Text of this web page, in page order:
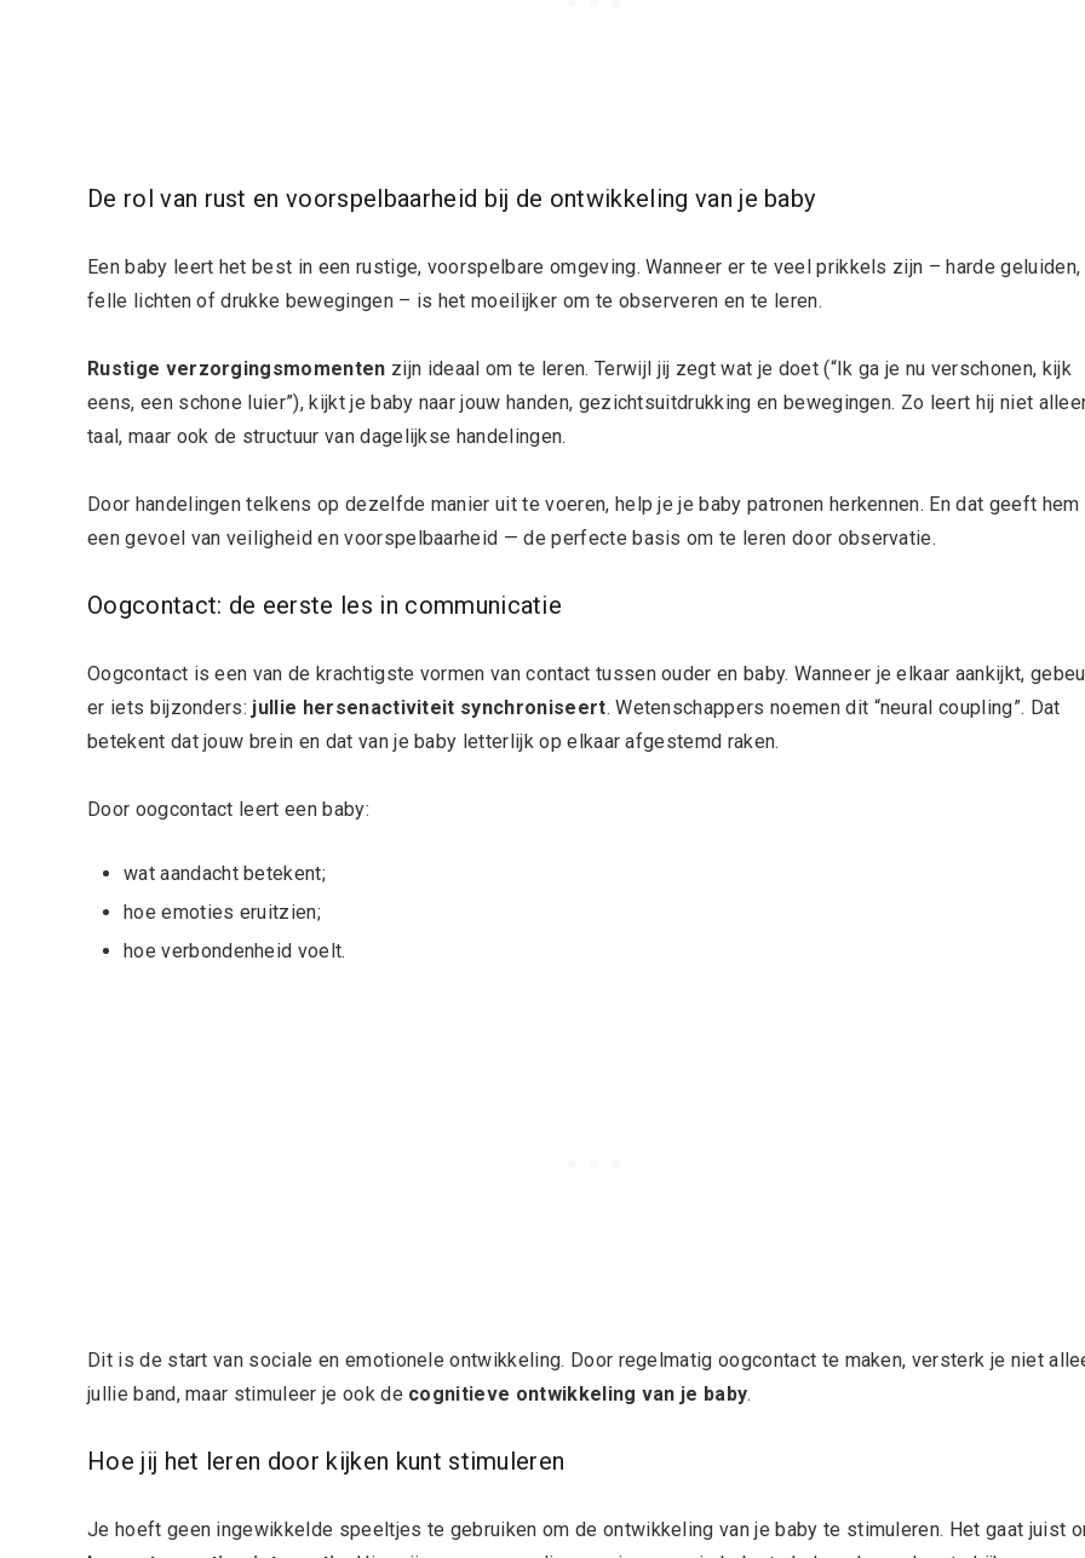
De rol van rust en voorspelbaarheid bij de ontwikkeling van je baby
Een baby leert het best in een rustige, voorspelbare omgeving. Wanneer er te veel prikkels zijn – harde geluiden,
felle lichten of drukke bewegingen – is het moeilijker om te observeren en te leren.
Rustige verzorgingsmomenten zijn ideaal om te leren. Terwijl jij zegt wat je doet (“Ik ga je nu verschonen, kijk
eens, een schone luier”), kijkt je baby naar jouw handen, gezichtsuitdrukking en bewegingen. Zo leert hij niet
taal, maar ook de structuur van dagelijkse handelingen.
Door handelingen telkens op dezelfde manier uit te voeren, help je je baby patronen herkennen. En dat geeft hem
een gevoel van veiligheid en voorspelbaarheid — de perfecte basis om te leren door observatie.
Oogcontact: de eerste les in communicatie
Oogcontact is een van de krachtigste vormen van contact tussen ouder en baby. Wanneer je elkaar aankijkt,
er iets bijzonders: jullie hersenactiviteit synchroniseert. Wetenschappers noemen dit “neural coupling”. Dat
betekent dat jouw brein en dat van je baby letterlijk op elkaar afgestemd raken.
Door oogcontact leert een baby:
wat aandacht betekent;
hoe emoties eruitzien;
hoe verbondenheid voelt.
Dit is de start van sociale en emotionele ontwikkeling. Door regelmatig oogcontact te maken, versterk je niet
jullie band, maar stimuleer je ook de cognitieve ontwikkeling van je baby.
Hoe jij het leren door kijken kunt stimuleren
Je hoeft geen ingewikkelde speeltjes te gebruiken om de ontwikkeling van je baby te stimuleren. Het gaat juist